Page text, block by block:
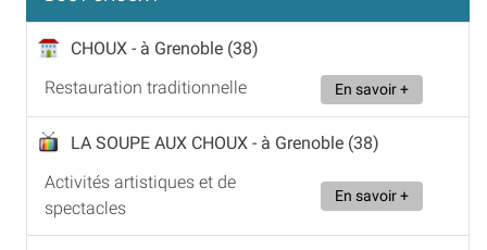
CHOUX - à Grenoble (38)
Restauration traditionnelle
En savoir +
LA SOUPE AUX CHOUX - à Grenoble (38)
Activités artistiques et de
spectacles
En savoir +